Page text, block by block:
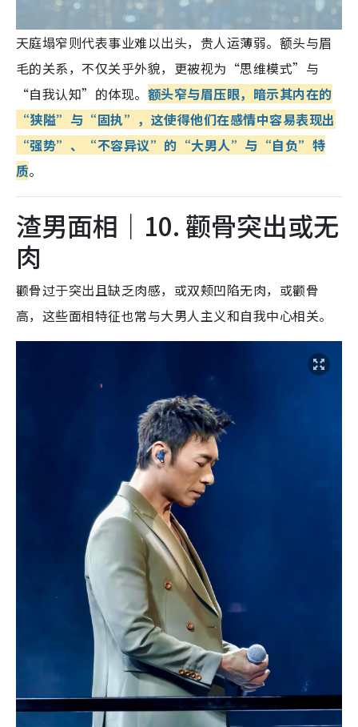
天庭塌窄则代表事业难以出头，贵人运薄弱。额头与眉
毛的关系，不仅关乎外貌，更被视为“思维模式”与
“自我认知”的体现。 额头窄与眉压眼，暗示其内在的
“狭隘”与“固执”，这使得他们在感情中容易表现出
“强势”、“不容异议”的“大男人”与“自负”特
质。
渣男面相｜10. 颧骨突出或无
肉
颧骨过于突出且缺乏肉感，或双颊凹陷无肉，或颧骨
高，这些面相特征也常与大男人主义和自我中心相关。